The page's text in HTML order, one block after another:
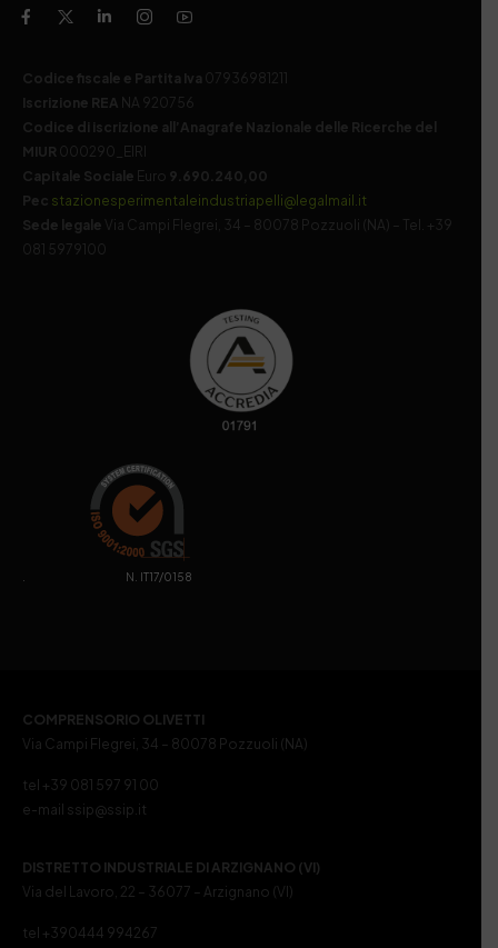
Codice fiscale e Partita Iva 07936981211
Iscrizione REA NA 920756
Codice di iscrizione all’Anagrafe Nazionale delle Ricerche del
MIUR 000290_EIRI
Capitale Sociale Euro 9.690.240,00
Pec stazionesperimentaleindustriapelli@legalmail.it
Sede legale
Via Campi Flegrei, 34 – 80078 Pozzuoli (NA) – Tel. +39
081 5979100
. N. IT17/0158
COMPRENSORIO OLIVETTI
Via Campi Flegrei, 34 – 80078 Pozzuoli (NA)
tel +39 081 597 91 00
e-mail ssip@ssip.it
DISTRETTO INDUSTRIALE DI ARZIGNANO (VI)
Via del Lavoro, 22 – 36077 – Arzignano (VI)
tel +390444 994267